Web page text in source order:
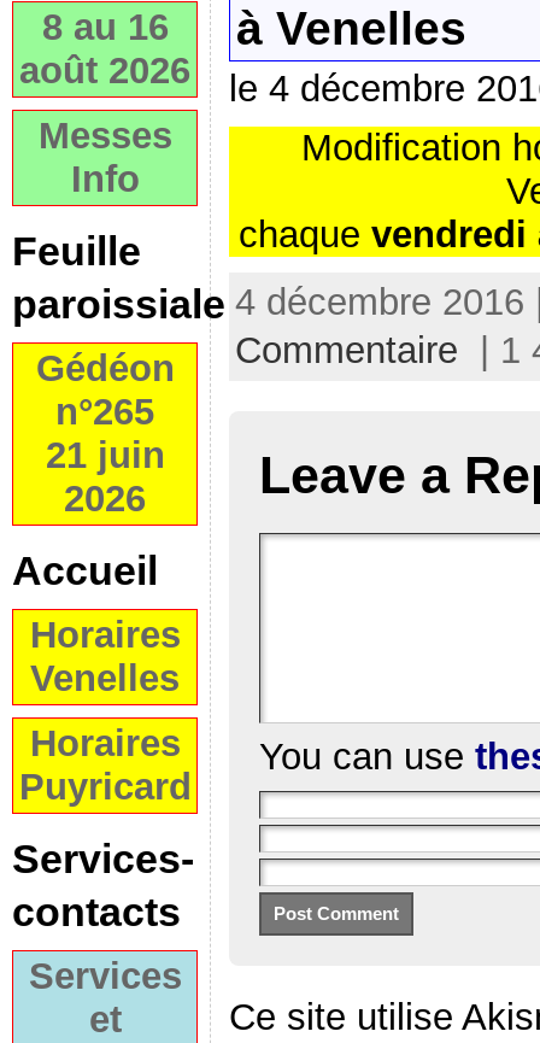
8 au 16
août 2026
Messes
Info
Feuille
paroissiale
Gédéon
n°265
21 juin
2026
Accueil
Horaires
Venelles
Horaires
Puyricard
Services-
contacts
Services
et
à Venelles
le 4 décembre
Modification
chaque vendredi
4 décembre
Commentaire | 1
Leave a
You can use
Ce site utilise